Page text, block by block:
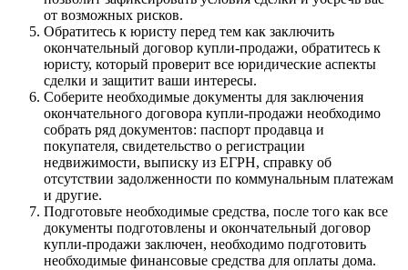
от возможных рисков.
Обратитесь к юристу перед тем как заключить
окончательный договор купли-продажи, обратитесь к
юристу, который проверит все юридические аспекты
сделки и защитит ваши интересы.
Соберите необходимые документы для заключения
окончательного договора купли-продажи необходимо
собрать ряд документов: паспорт продавца и
покупателя, свидетельство о регистрации
недвижимости, выписку из ЕГРН, справку об
отсутствии задолженности по коммунальным платежам
и другие.
Подготовьте необходимые средства, после того как все
документы подготовлены и окончательный договор
купли-продажи заключен, необходимо подготовить
необходимые финансовые средства для оплаты дома.